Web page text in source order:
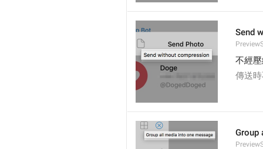
Send
不經
傳送
Group